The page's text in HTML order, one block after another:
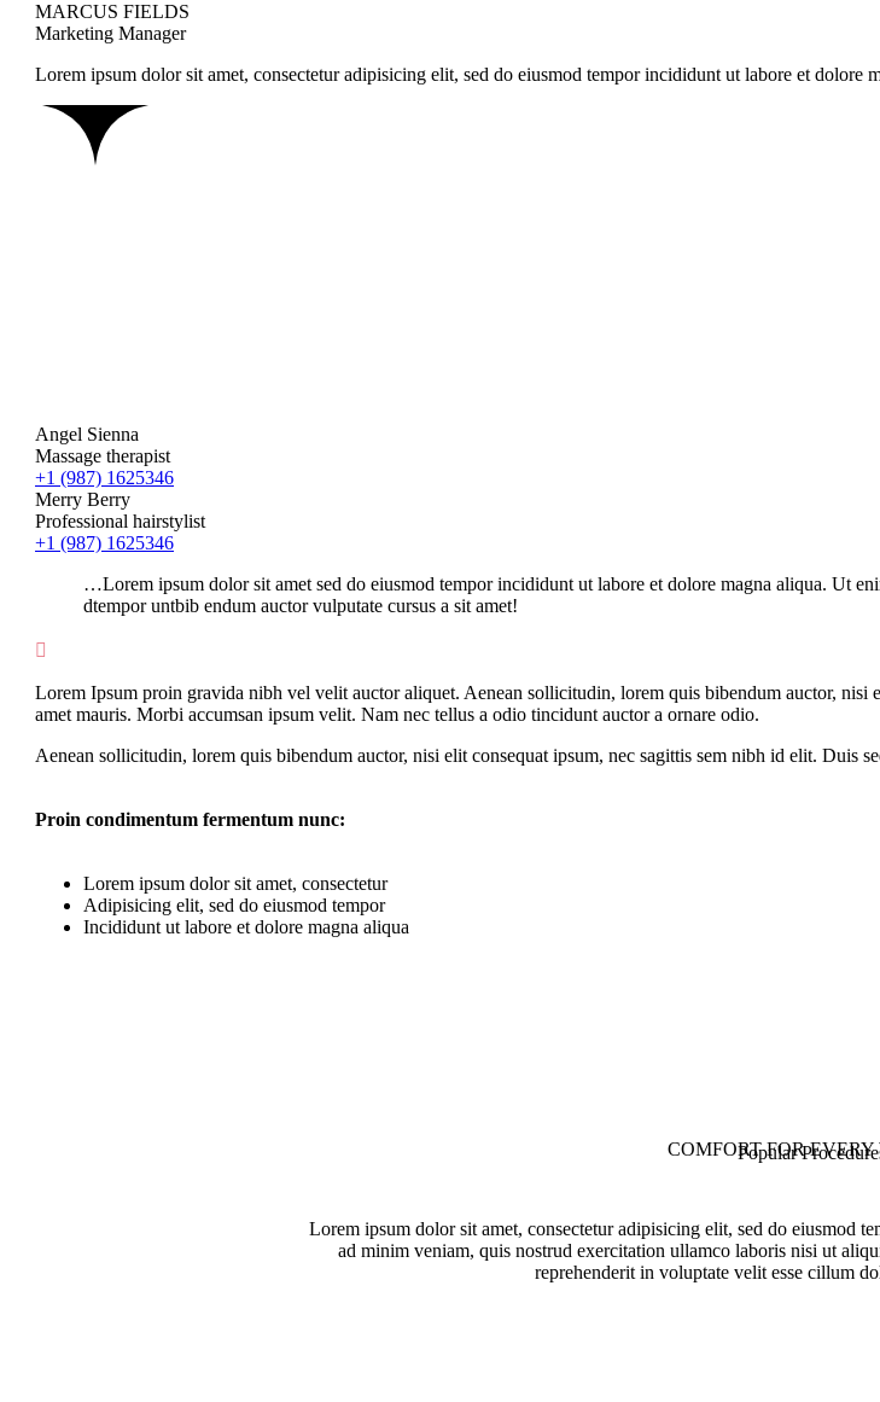
MARCUS FIELDS
Marketing Manager
Lorem ipsum dolor sit amet, consectetur adipisicing elit, sed do eiusmod tempor incididunt ut labore et
Angel Sienna
Massage therapist
+1 (987) 1625346
Merry Berry
Professional hairstylist
+1 (987) 1625346
…Lorem ipsum dolor sit amet sed do eiusmod tempor incididunt ut labore et dolore magna aliqua. Ut
dtempor untbib endum auctor vulputate cursus a sit amet!

Lorem Ipsum proin gravida nibh vel velit auctor aliquet. Aenean sollicitudin, lorem quis bibendum auctor,
amet mauris. Morbi accumsan ipsum velit. Nam nec tellus a odio tincidunt auctor a ornare odio.
Aenean sollicitudin, lorem quis bibendum auctor, nisi elit consequat ipsum, nec sagittis sem nibh id elit. Duis
Proin condimentum fermentum nunc:
Lorem ipsum dolor sit amet, consectetur
Adipisicing elit, sed do eiusmod tempor
Incididunt ut labore et dolore magna aliqua
COMFORT FOR EVERY
Popular
Lorem ipsum dolor sit amet, consectetur adipisicing elit, sed do eiusmod
ad minim veniam, quis nostrud exercitation ullamco laboris nisi ut
reprehenderit in voluptate velit esse cillum